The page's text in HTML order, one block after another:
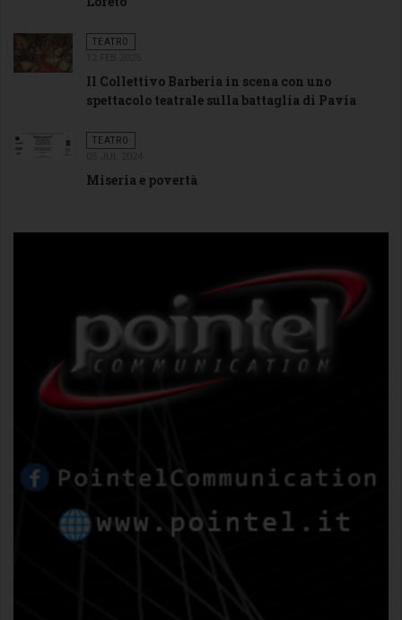
TEATRO
Il Collettivo Barberia in scena con uno
spettacolo teatrale sulla battaglia di Pavia
TEATRO
Miseria e povertà